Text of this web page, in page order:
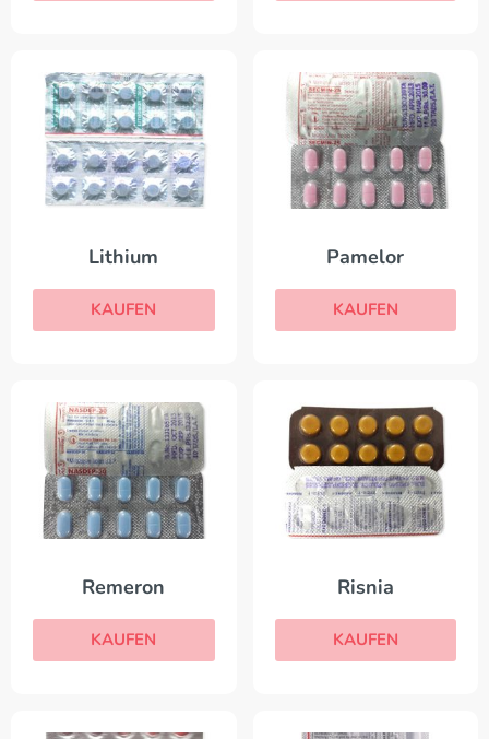
Lithium
KAUFEN
Pamelor
KAUFEN
Remeron
KAUFEN
Risnia
KAUFEN